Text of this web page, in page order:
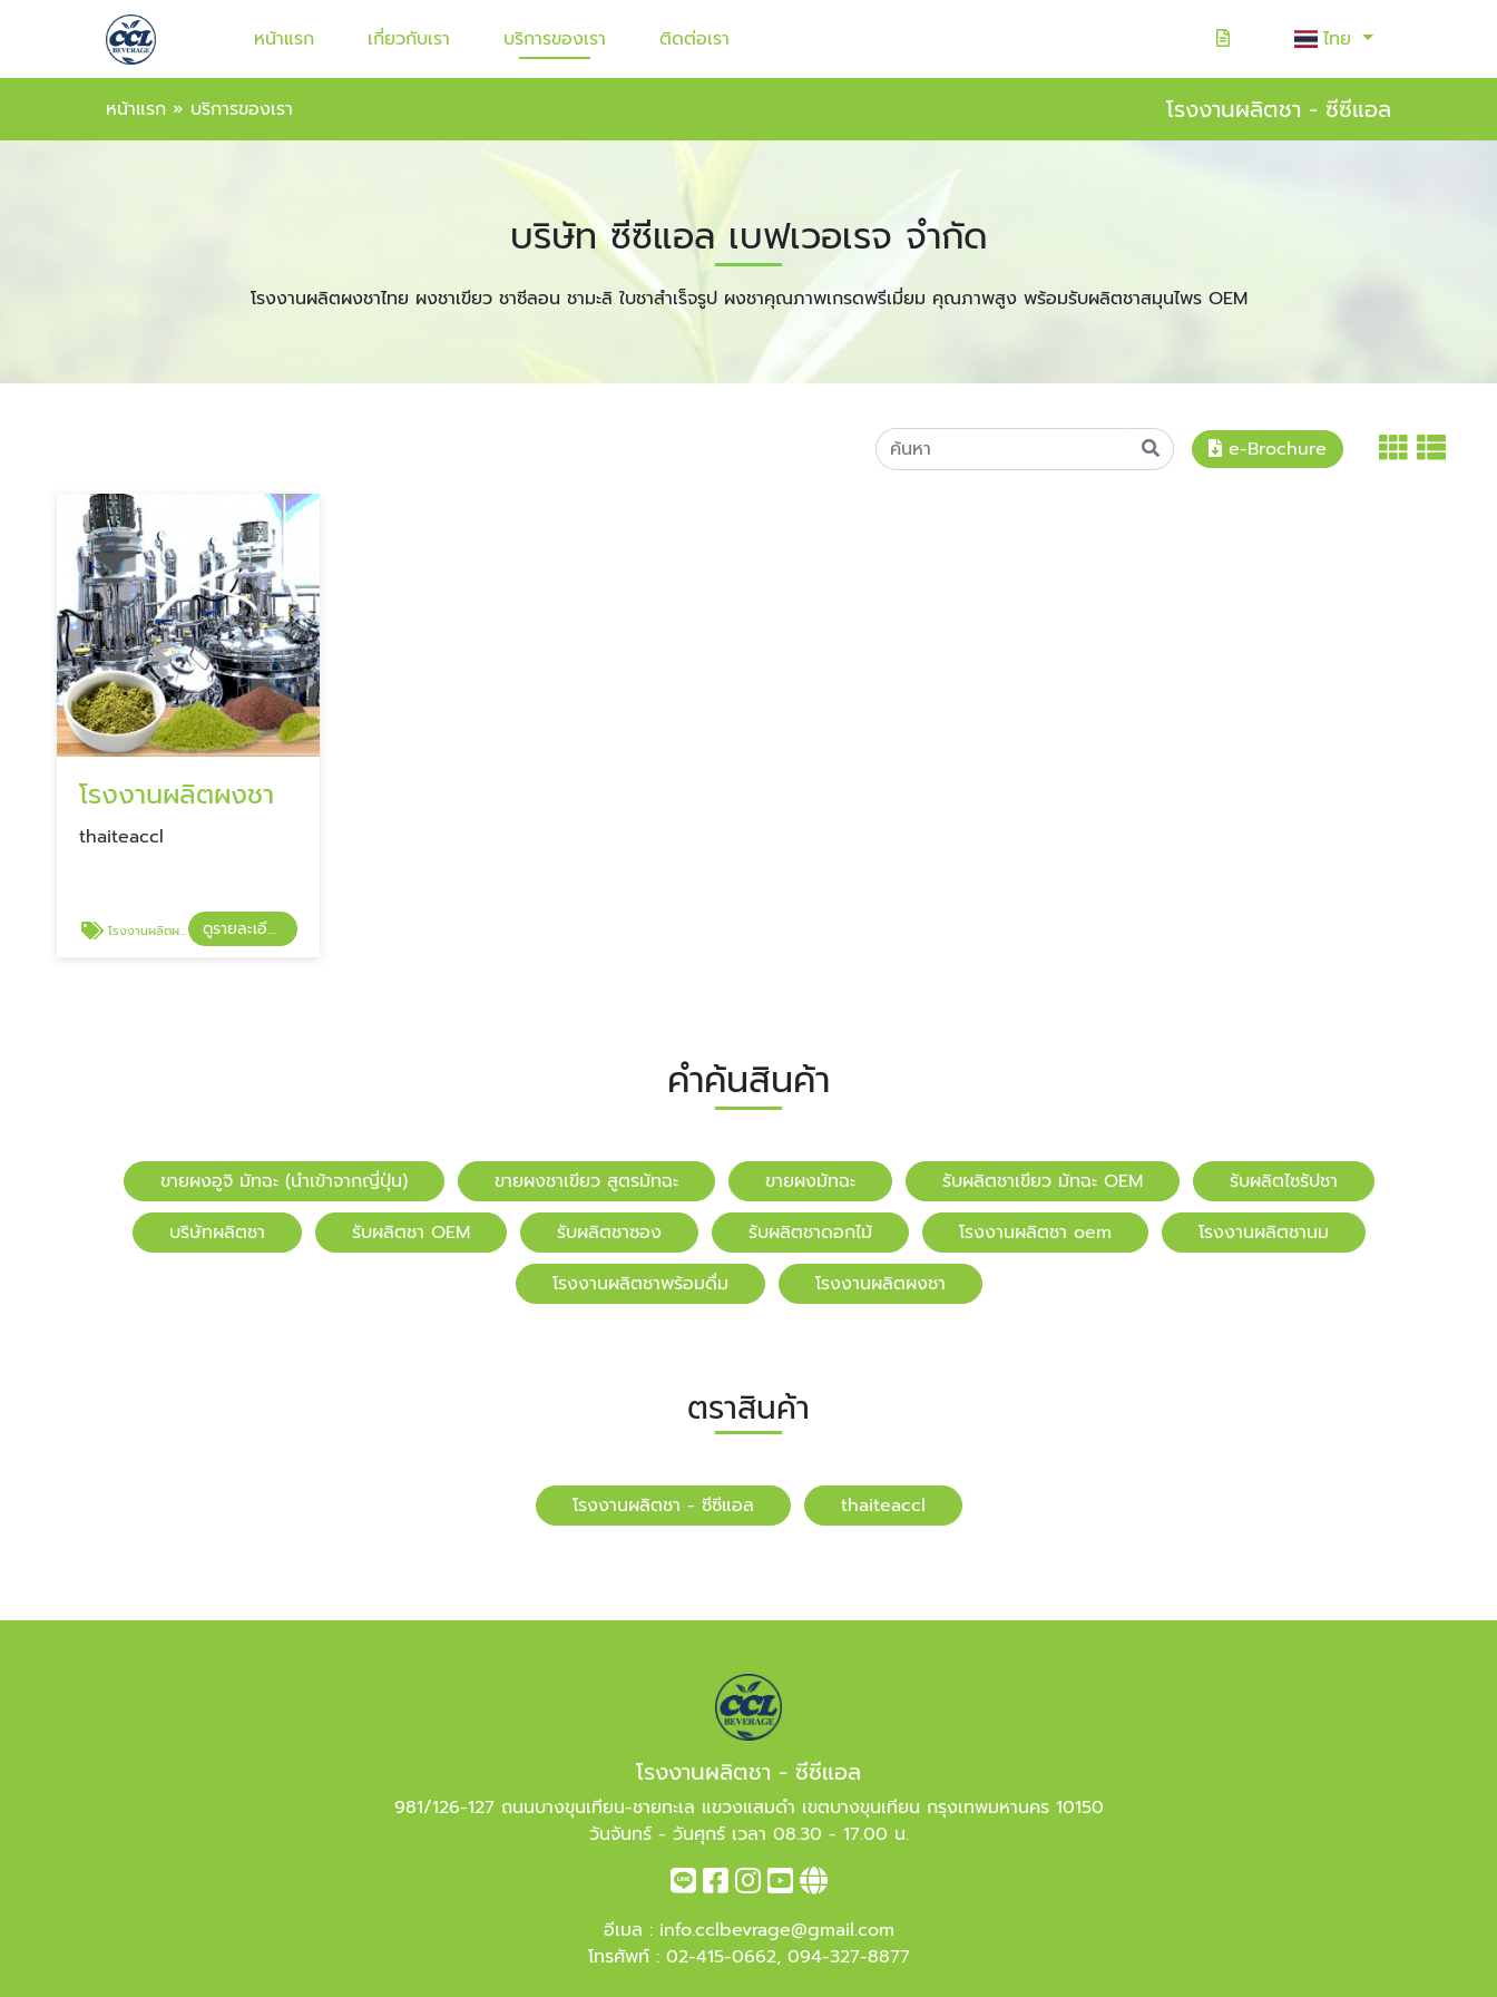
หน้าแรก เกี่ยวกับเรา บริการของเรา ติดต่อเรา ไทย
หน้าแรก » บริการของเรา โรงงานผลิตชา - ซีซีแอล
บริษัท ซีซีแอล เบฟเวอเรจ จำกัด
โรงงานผลิตผงชาไทย ผงชาเขียว ชาซีลอน ชามะลิ ใบชาสำเร็จรูป ผงชาคุณภาพเกรดพรีเมี่ยม คุณภาพสูง พร้อมรับผลิตชาสมุนไพร OEM
e-Brochure
โรงงานผลิตผงชา
​​thaiteaccl
โรงงานผลิตผงชา ดูรายละเอียด
คำค้นสินค้า
ขายผงอูจิ มัทฉะ (นำเข้าจากญี่ปุ่น) ขายผงชาเขียว สูตรมัทฉะ ขายผงมัทฉะ รับผลิตชาเขียว มัทฉะ OEM
รับผลิตไซรัปชา
บริษัทผลิตชา
รับผลิตชา OEM รับผลิตชาซอง รับผลิตชาดอกไม้ โรงงานผลิตชา oem
โรงงานผลิตชานม
โรงงานผลิตชาพร้อมดื่ม
โรงงานผลิตผงชา
ตราสินค้า
โรงงานผลิตชา - ซีซีแอล ​​thaiteaccl
โรงงานผลิตชา - ซีซีแอล
981/126-127 ถนนบางขุนเทียน-ชายทะเล แขวงแสมดำ เขตบางขุนเทียน กรุงเทพมหานคร 10150
วันจันทร์ - วันศุกร์ เวลา 08.30 - 17.00 น.
อีเมล : info.cclbevrage@gmail.com
โทรศัพท์ : 02-415-0662, 094-327-8877